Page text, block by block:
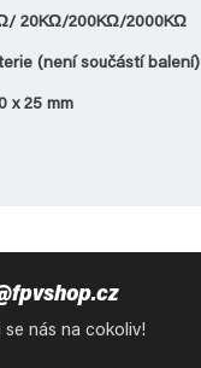
20KΩ/200KΩ/2000KΩ
(není součástí balení)
x 25 mm
nás na cokoliv!